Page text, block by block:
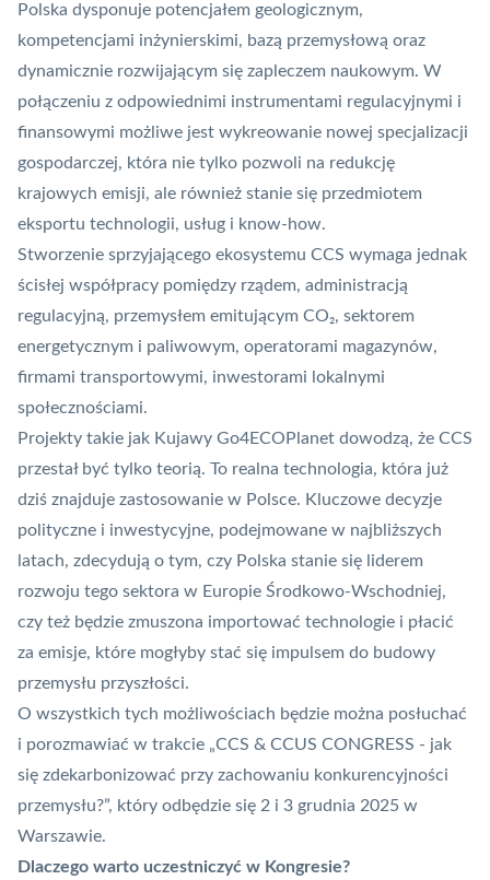
Polska dysponuje potencjałem geologicznym,
kompetencjami inżynierskimi, bazą przemysłową oraz
dynamicznie rozwijającym się zapleczem naukowym. W
połączeniu z odpowiednimi instrumentami regulacyjnymi i
finansowymi możliwe jest wykreowanie nowej specjalizacji
gospodarczej, która nie tylko pozwoli na redukcję
krajowych emisji, ale również stanie się przedmiotem
eksportu technologii, usług i know-how.
Stworzenie sprzyjającego ekosystemu CCS wymaga jednak
ścisłej współpracy pomiędzy rządem, administracją
regulacyjną, przemysłem emitującym CO₂, sektorem
energetycznym i paliwowym, operatorami magazynów,
firmami transportowymi, inwestorami lokalnymi
społecznościami.
Projekty takie jak Kujawy Go4ECOPlanet dowodzą, że CCS
przestał być tylko teorią. To realna technologia, która już
dziś znajduje zastosowanie w Polsce. Kluczowe decyzje
polityczne i inwestycyjne, podejmowane w najbliższych
latach, zdecydują o tym, czy Polska stanie się liderem
rozwoju tego sektora w Europie Środkowo-Wschodniej,
czy też będzie zmuszona importować technologie i płacić
za emisje, które mogłyby stać się impulsem do budowy
przemysłu przyszłości.
O wszystkich tych możliwościach będzie można posłuchać
i porozmawiać w trakcie „CCS & CCUS CONGRESS - jak
się zdekarbonizować przy zachowaniu konkurencyjności
przemysłu?”, który odbędzie się 2 i 3 grudnia 2025 w
Warszawie.
Dlaczego warto uczestniczyć w Kongresie?